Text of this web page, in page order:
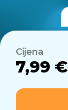
Cijena
7,99 €